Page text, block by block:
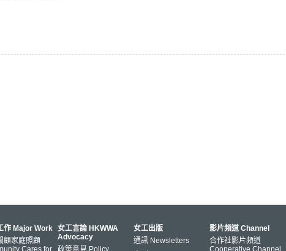
作 Major Work
顧家庭照顧
Cares for
女工言論 HKWWA
Advocacy
政策意見 Policy
女工出版
通訊 Newsletters
影片頻道 Channel
合作社影片頻道
Cooperative Channel